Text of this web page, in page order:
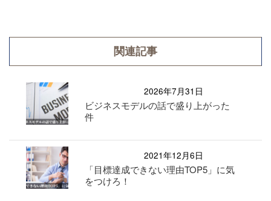
関連記事
2026年7月31日
ビジネスモデルの話で盛り上がった
件
2021年12月6日
「目標達成できない理由TOP5」に気
をつけろ！